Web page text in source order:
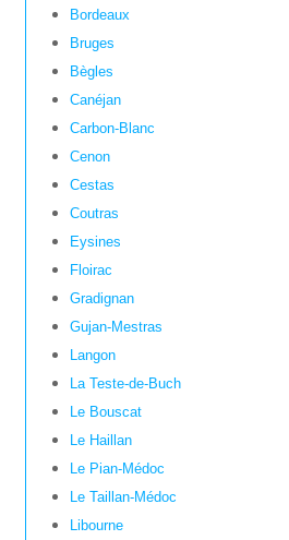
Bordeaux
Bruges
Bègles
Canéjan
Carbon-Blanc
Cenon
Cestas
Coutras
Eysines
Floirac
Gradignan
Gujan-Mestras
Langon
La Teste-de-Buch
Le Bouscat
Le Haillan
Le Pian-Médoc
Le Taillan-Médoc
Libourne